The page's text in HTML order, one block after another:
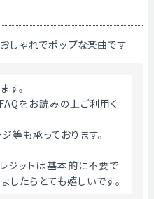
しゃれでポップな楽曲です
。
をお読みの上ご利用く
等も承っております。
ジットは基本的に不要で
したらとても嬉しいです。